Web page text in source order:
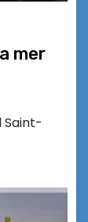
mer
Saint-